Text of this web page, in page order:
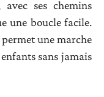
ses chemins
une boucle facile.
une marche
sans jamais